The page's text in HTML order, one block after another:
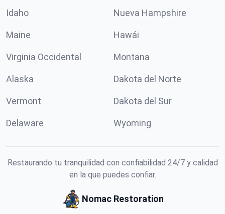
Idaho Nueva Hampshire
Maine Hawái
Virginia Occidental Montana
Alaska Dakota del Norte
Vermont Dakota del Sur
Delaware Wyoming
Restaurando tu tranquilidad con confiabilidad 24/7 y calidad
en la que puedes confiar.
Nomac Restoration